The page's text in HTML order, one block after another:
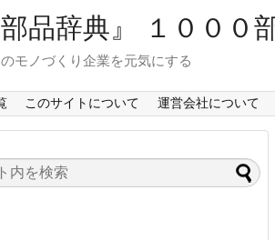
部品辞典』 １００
モノづくり企業を元気にする
このサイトについて 運営会社について